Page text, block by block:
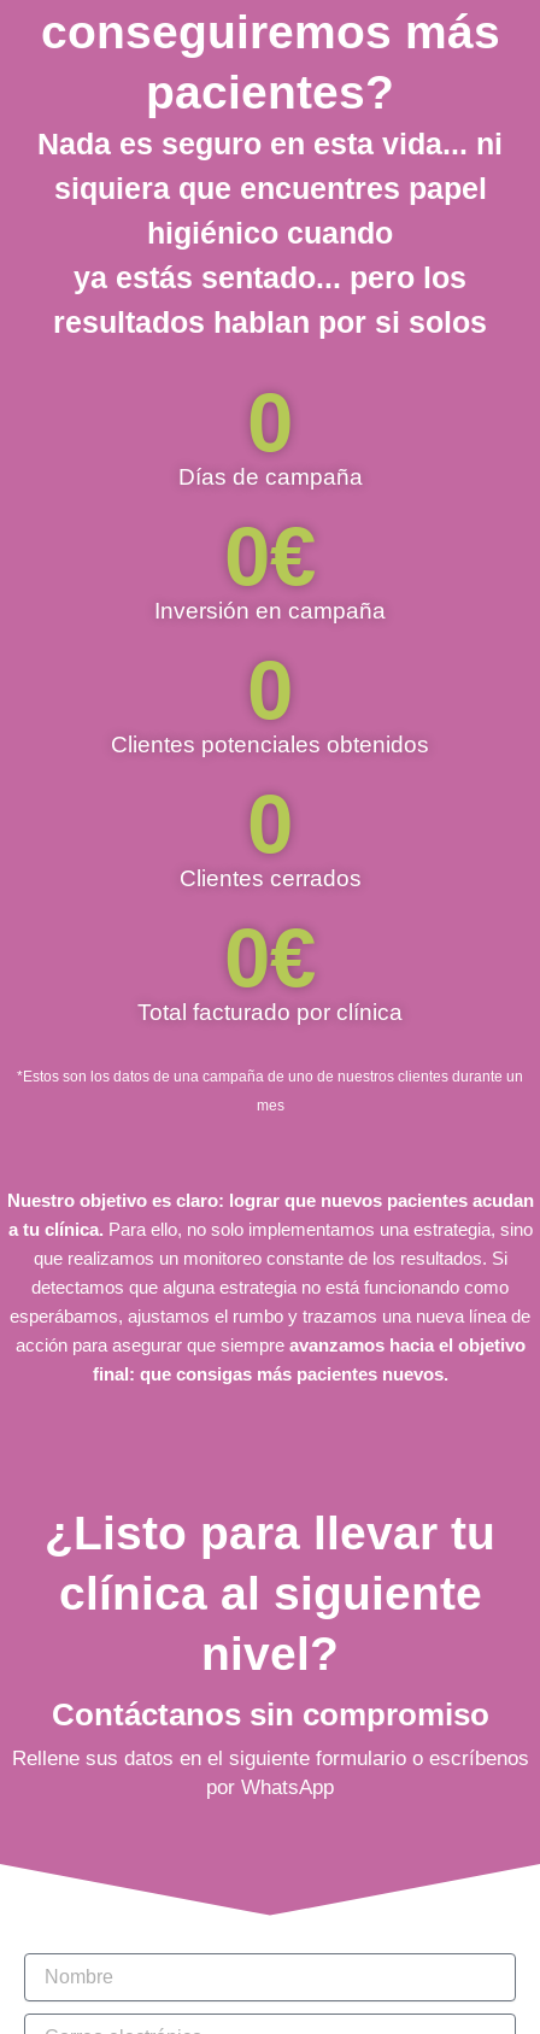
conseguiremos más
pacientes?
Nada es seguro en esta vida... ni
siquiera que encuentres papel
higiénico cuando
ya estás sentado... pero los
resultados hablan por si solos
Días de campaña
0
Inversión en campaña
0€
Clientes potenciales obtenidos
0
Clientes cerrados
0
Total facturado por clínica
0€
*Estos son los datos de una campaña de uno de nuestros clientes durante un
mes
Nuestro objetivo es claro: lograr que nuevos pacientes acudan
a tu clínica. Para ello, no solo implementamos una estrategia, sino
que realizamos un monitoreo constante de los resultados. Si
detectamos que alguna estrategia no está funcionando como
esperábamos, ajustamos el rumbo y trazamos una nueva línea de
acción para asegurar que siempre avanzamos hacia el objetivo
final: que consigas más pacientes nuevos.
¿Listo para llevar tu
clínica al siguiente
nivel?
Contáctanos sin compromiso
Rellene sus datos en el siguiente formulario o escríbenos
por WhatsApp